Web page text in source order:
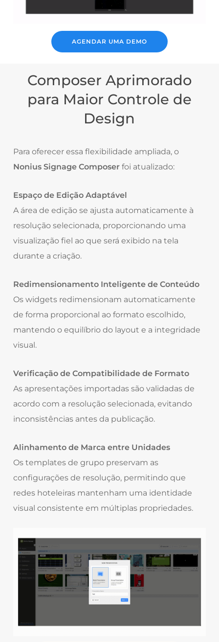
AGENDAR UMA DEMO
Composer Aprimorado
para Maior Controle de
Design
Para oferecer essa flexibilidade ampliada, o
Nonius Signage Composer foi atualizado:
Espaço de Edição Adaptável
A área de edição se ajusta automaticamente à
resolução selecionada, proporcionando uma
visualização fiel ao que será exibido na tela
durante a criação.
Redimensionamento Inteligente de Conteúdo
Os widgets redimensionam automaticamente
de forma proporcional ao formato escolhido,
mantendo o equilíbrio do layout e a integridade
visual.
Verificação de Compatibilidade de Formato
As apresentações importadas são validadas de
acordo com a resolução selecionada, evitando
inconsistências antes da publicação.
Alinhamento de Marca entre Unidades
Os templates de grupo preservam as
configurações de resolução, permitindo que
redes hoteleiras mantenham uma identidade
visual consistente em múltiplas propriedades.